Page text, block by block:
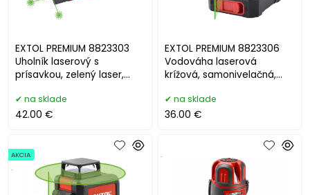
EXTOL PREMIUM 8823303
Uholník laserový s
prísavkou, zelený laser,
na sklade
42.00 €
EXTOL PREMIUM 8823306
Vodováha laserová
krížová, samonivelačná,
na sklade
36.00 €
AKCIA
.
.